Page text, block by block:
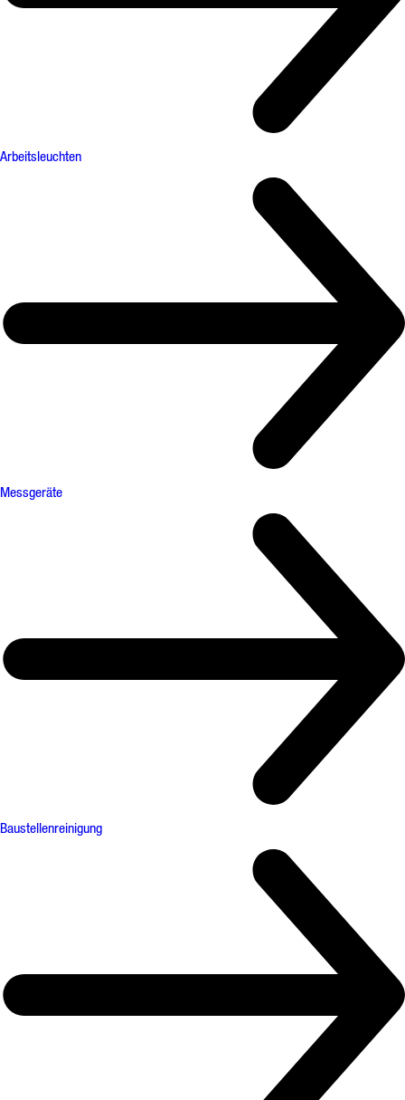
Arbeitsleuchten
Messgeräte
Baustellenreinigung